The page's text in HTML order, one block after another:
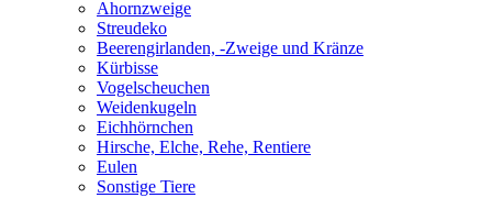
Ahornzweige
Streudeko
Beerengirlanden, -Zweige und Kränze
Kürbisse
Vogelscheuchen
Weidenkugeln
Eichhörnchen
Hirsche, Elche, Rehe, Rentiere
Eulen
Sonstige Tiere